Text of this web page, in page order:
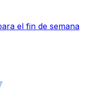
el fin de semana